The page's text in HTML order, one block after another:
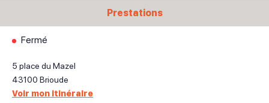
Prestations
Fermé
5 place du Mazel
43100 Brioude
Voir mon itinéraire